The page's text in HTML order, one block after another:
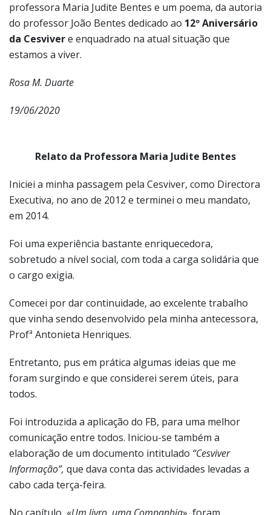
professora Maria Judite Bentes e um poema, da autoria
do professor João Bentes dedicado ao 12º Aniversário
da Cesvivere enquadrado na atual situação que
estamos a viver.
Rosa M. Duarte
19/06/2020
Relato da Professora Maria Judite Bentes
Iniciei a minha passagem pela Cesviver, como Directora
Executiva, no ano de 2012 e terminei o meu mandato,
em 2014.
Foi uma experiência bastante enriquecedora,
sobretudo a nível social, com toda a carga solidária que
o cargo exigia.
Comecei por dar continuidade, ao excelente trabalho
que vinha sendo desenvolvido pela minha antecessora,
Profª Antonieta Henriques.
Entretanto, pus em prática algumas ideias que me
foram surgindo e que considerei serem úteis, para
todos.
Foi introduzida a aplicação do FB, para uma melhor
comunicação entre todos. Iniciou-se também a
elaboração de um documento intitulado “Cesviver
Informação”, que dava conta das actividades levadas a
cabo cada terça-feira.